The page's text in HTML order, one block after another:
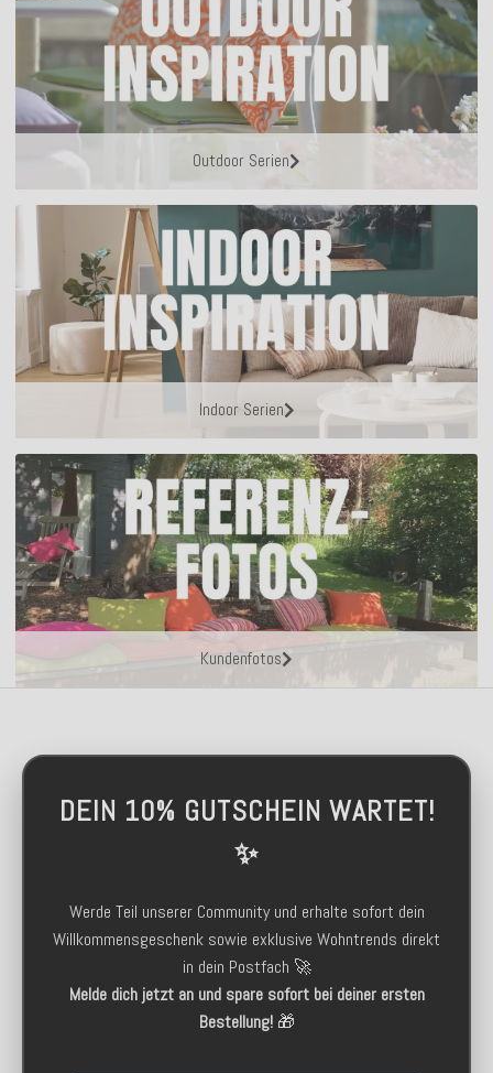
Outdoor Serien
Indoor Serien
Kundenfotos
DEIN 10% GUTSCHEIN WARTET!
✨
Werde Teil unserer Community und erhalte sofort dein
Willkommensgeschenk sowie exklusive Wohntrends direkt
in dein Postfach 🚀
Melde dich jetzt an und spare sofort bei deiner ersten
Bestellung!🎁